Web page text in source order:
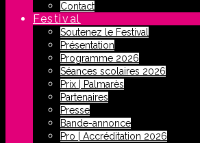
Contact
Festival
Soutenez le Festival
Présentation
Programme 2026
Séances scolaires 2026
Prix | Palmarès
Partenaires
Presse
Bande-annonce
Pro | Accréditation 2026